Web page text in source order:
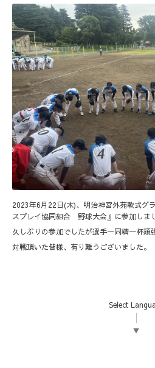
2023年6月22日(木)、明治神宮外苑軟式グ
スプレイ協同組合 野球大会』に参加しま
久しぶりの参加でしたが選手一同精一杯頑
対戦頂いた皆様、有り難うございました。
Select
▼